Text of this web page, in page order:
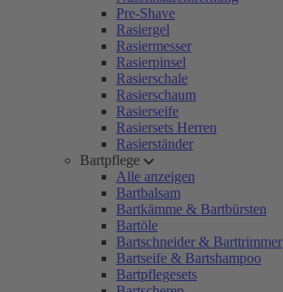
Pre-Shave
Rasiergel
Rasiermesser
Rasierpinsel
Rasierschale
Rasierschaum
Rasierseife
Rasiersets Herren
Rasierständer
Bartpflege
Alle anzeigen
Bartbalsam
Bartkämme & Bartbürsten
Bartöle
Bartschneider & Barttrimmer
Bartseife & Bartshampoo
Bartpflegesets